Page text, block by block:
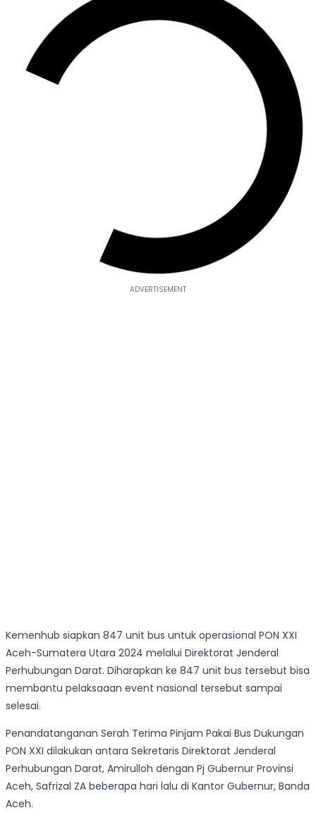
Kemenhub siapkan 847 unit bus untuk operasional PON XXI
Aceh-Sumatera Utara 2024 melalui Direktorat Jenderal
Perhubungan Darat. Diharapkan ke 847 unit bus tersebut bisa
membantu pelaksaaan event nasional tersebut sampai
selesai.
Penandatanganan Serah Terima Pinjam Pakai Bus Dukungan
PON XXI dilakukan antara Sekretaris Direktorat Jenderal
Perhubungan Darat, Amirulloh dengan Pj Gubernur Provinsi
Aceh, Safrizal ZA beberapa hari lalu di Kantor Gubernur, Banda
Aceh.